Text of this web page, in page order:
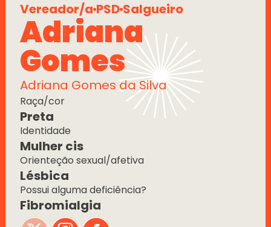
Vereador/a PSDSalgueiro
Adriana
Gomes
Adriana Gomes da Silva
Preta
Raça/cor
Mulher cis
Identidade
Lésbica
Orienteção sexual/afetiva
Fibromialgia
Possui alguma deficiência?